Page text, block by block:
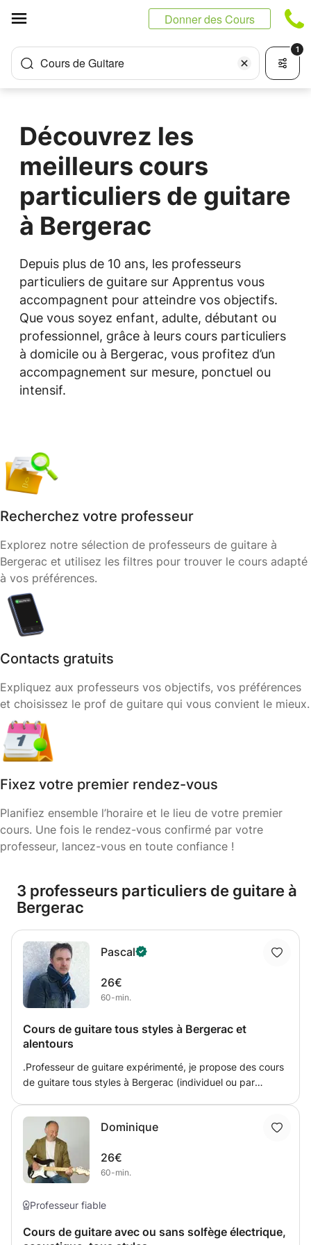
Donner des Cours
Cours de Guitare
1
Découvrez les
meilleurs cours
particuliers de guitare
à Bergerac
Depuis plus de 10 ans, les professeurs
particuliers de guitare sur Apprentus vous
accompagnent pour atteindre vos objectifs.
Que vous soyez enfant, adulte, débutant ou
professionnel, grâce à leurs cours particuliers
à domicile ou à Bergerac, vous profitez d’un
accompagnement sur mesure, ponctuel ou
intensif.
Recherchez votre professeur
Explorez notre sélection de professeurs de guitare à
Bergerac et utilisez les filtres pour trouver le cours adapté
à vos préférences.
Contacts gratuits
Expliquez aux professeurs vos objectifs, vos préférences
et choisissez le prof de guitare qui vous convient le mieux.
Fixez votre premier rendez-vous
Planifiez ensemble l’horaire et le lieu de votre premier
cours. Une fois le rendez-vous confirmé par votre
professeur, lancez-vous en toute confiance !
3 professeurs particuliers de guitare à
Bergerac
Pascal
26€
60-min.
Cours de guitare tous styles à Bergerac et
alentours
.Professeur de guitare expérimenté, je propose des cours
de guitare tous styles à Bergerac (individuel ou par
efficaces. - Travail pédagogique et académique, mais
aussi adapté à chacun en fonction de vos goûts, vos
objectifs, pour une progression plus rapide (avec ou sans
solfège). - Implication et investissement auprès des
réelle dans son jeu de guitare. - Cours proposés aussi bien
avancé. - Travail abordé : théorie musicale, tablatures,
Dominique
26€
60-min.
Professeur fiable
Cours de guitare avec ou sans solfège électrique,